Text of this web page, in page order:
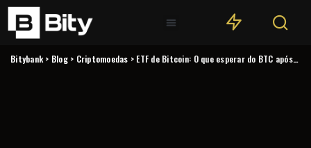
Bitybank > Blog> Criptomoedas > ETF de Bitcoin: O que esperar do BTC após aprovação dos ETFs?